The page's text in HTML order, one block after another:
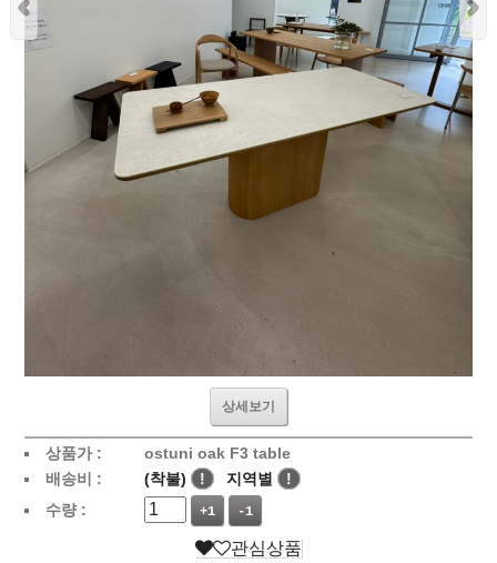
상세보기
상품가 :
ostuni oak F3 table
배송비 :
(착불) ! 지역별
!
수량 :
+1 -1
관심상품